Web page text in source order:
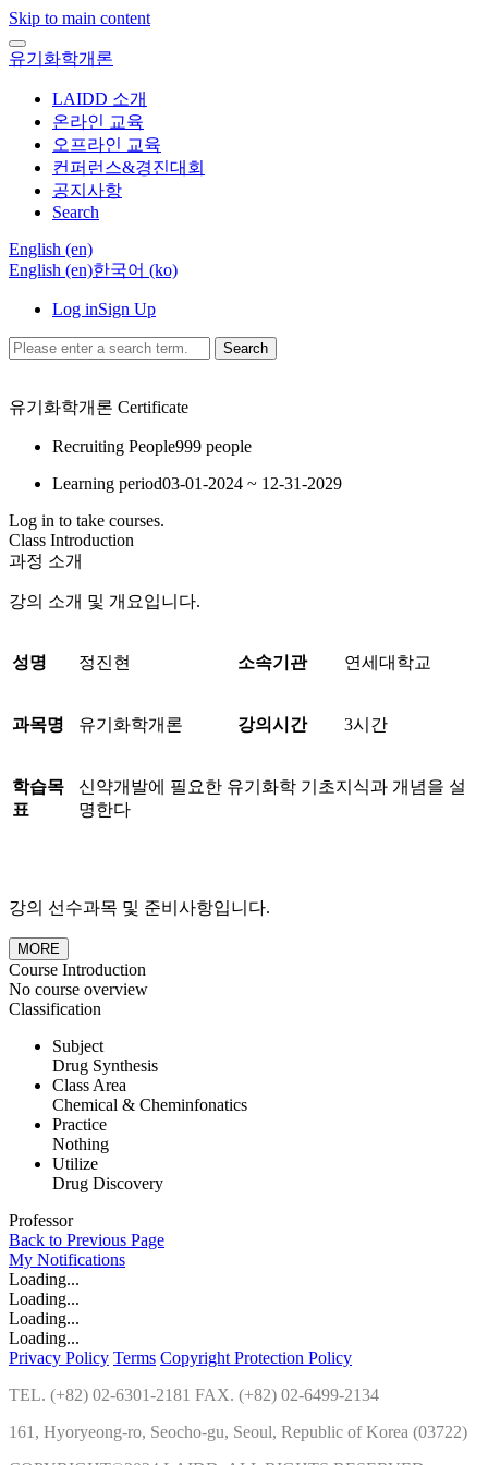
Skip to main content
유기화학개론
LAIDD 소개
온라인 교육
오프라인 교육
컨퍼런스&경진대회
공지사항
Search
English ‎(en)‎
English ‎(en)‎한국어 ‎(ko)‎
Log inSign Up
Search
유기화학개론 Certificate
Recruiting People999 people
Learning period03-01-2024 ~ 12-31-2029
Log in to take courses.
Class Introduction
과정 소개
강의 소개 및 개요입니다.
성명 정진현 소속기관 연세대학교
과목명 유기화학개론 강의시간 3시간
학습목
표
신약개발에 필요한 유기화학 기초지식과 개념을 설
명한다
강의 선수과목 및 준비사항입니다.
MORE
Course Introduction
No course overview
Classification
Subject
Drug Synthesis
Class Area
Chemical & Cheminfonatics
Practice
Nothing
Utilize
Drug Discovery
Professor
Back to Previous Page
My Notifications
Loading...
Loading...
Loading...
Loading...
Privacy Policy Terms Copyright Protection Policy
TEL. (+82) 02-6301-2181 FAX. (+82) 02-6499-2134
161, Hyoryeong-ro, Seocho-gu, Seoul, Republic of Korea (03722)